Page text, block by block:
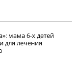
мама 6-х детей
для лечения